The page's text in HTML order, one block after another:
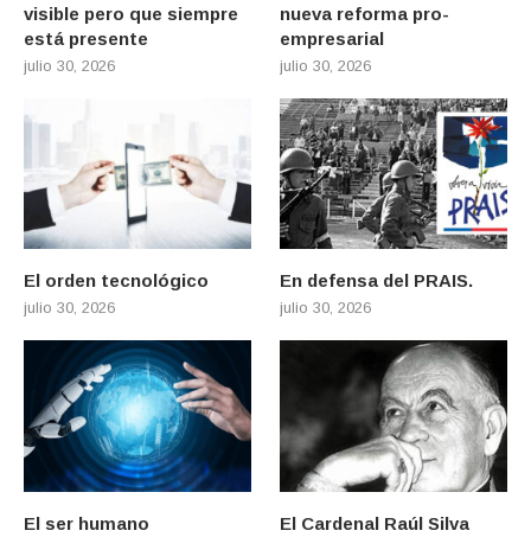
visible pero que siempre
está presente
julio 30, 2026
nueva reforma pro-
empresarial
julio 30, 2026
El orden tecnológico
julio 30, 2026
En defensa del PRAIS.
julio 30, 2026
El ser humano
El Cardenal Raúl Silva